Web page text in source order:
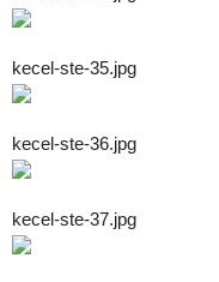
kecel-ste-35.jpg
kecel-ste-36.jpg
kecel-ste-37.jpg